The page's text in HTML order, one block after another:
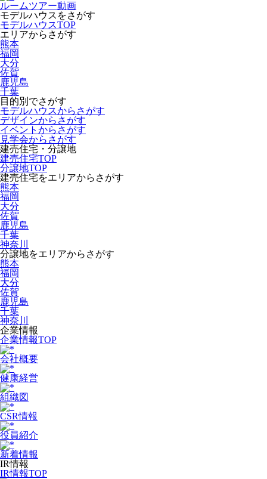
ルームツアー動画
モデルハウスをさがす
モデルハウスTOP
エリアからさがす
熊本
福岡
大分
佐賀
鹿児島
千葉
目的別でさがす
モデルハウスからさがす
デザインからさがす
イベントからさがす
見学会からさがす
建売住宅・分譲地
建売住宅TOP
分譲地TOP
建売住宅をエリアからさがす
熊本
福岡
大分
佐賀
鹿児島
千葉
神奈川
分譲地をエリアからさがす
熊本
福岡
大分
佐賀
鹿児島
千葉
神奈川
企業情報
企業情報TOP
会社概要
健康経営
組織図
CSR情報
役員紹介
新着情報
IR情報
IR情報TOP